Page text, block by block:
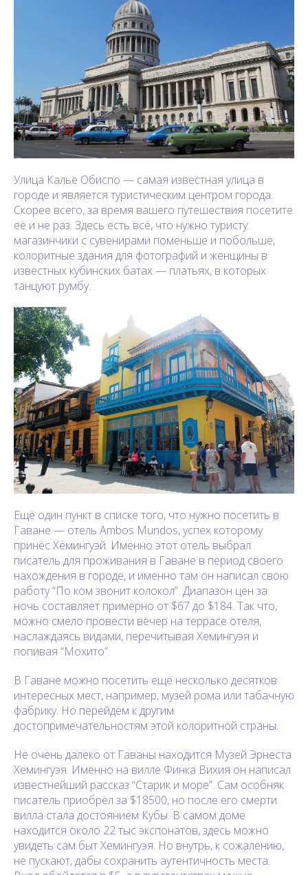
Улица Калье Обиспо — самая известная улица в
городе и является туристическим центром города.
Скорее всего, за время вашего путешествия посетите
её и не раз. Здесь есть всё, что нужно туристу:
магазинчики с сувенирами поменьше и побольше,
колоритные здания для фотографий и женщины в
известных кубинских батах — платьях, в которых
танцуют румбу.
Ещё один пункт в списке того, что нужно посетить в
Гаване — отель Ambos Mundos, успех которому
принёс Хемингуэй. Именно этот отель выбрал
писатель для проживания в Гаване в период своего
нахождения в городе, и именно там он написал свою
работу “По ком звонит колокол”. Диапазон цен за
ночь составляет примерно от $67 до $184. Так что,
можно смело провести вечер на террасе отеля,
наслаждаясь видами, перечитывая Хемингуэя и
попивая “Мохито”.
В Гаване можно посетить ещё несколько десятков
интересных мест, например, музей рома или табачную
фабрику. Но перейдём к другим
достопримечательностям этой колоритной страны.
Не очень далеко от Гаваны находится Музей Эрнеста
Хемингуэя. Именно на вилле Финка Вихия он написал
известнейший рассказ “Старик и море”. Сам особняк
писатель приобрёл за $18500, но после его смерти
вилла стала достоянием Кубы. В самом доме
находится около 22 тыс экспонатов, здесь можно
увидеть сам быт Хемингуэя. Но внутрь, к сожалению,
не пускают, дабы сохранить аутентичность места.